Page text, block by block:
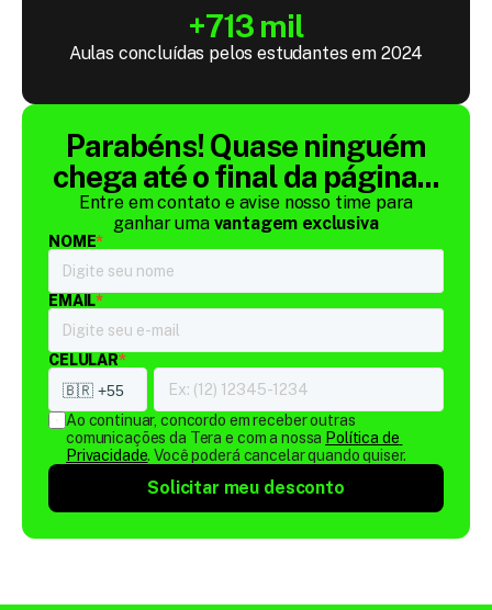
+713 mil
Aulas concluídas pelos estudantes em 2024
Parabéns! Quase ninguém
chega até o final da página...
Entre em contato e avise nosso time para
ganhar uma vantagem exclusiva
NOME*
EMAIL*
CELULAR*
Ao continuar, concordo em receber outras
comunicações da Tera e com a nossa Política de
Privacidade. Você poderá cancelar quando quiser.
Solicitar meu desconto